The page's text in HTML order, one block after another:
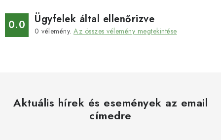
0.0 Ügyfelek által ellenőrizve
0 vélemény. Az összes vélemény megtekintése
Aktuális hírek és események az email
címedre